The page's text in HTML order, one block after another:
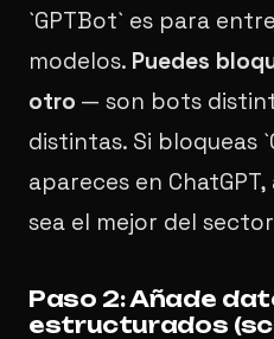
`GPTBot` es para
modelos. Puedes
otro — son bots
distintas. Si bloqueas
apareces en
sea el mejor del
Paso 2: Añade
estructurados